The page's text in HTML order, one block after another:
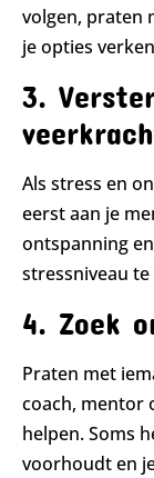
volgen, praten
je opties
3.
Als stress en
eerst aan je
ontspanning
stressniveau
4. Zoek
Praten met
coach, mentor
helpen. Soms
voorhoudt en